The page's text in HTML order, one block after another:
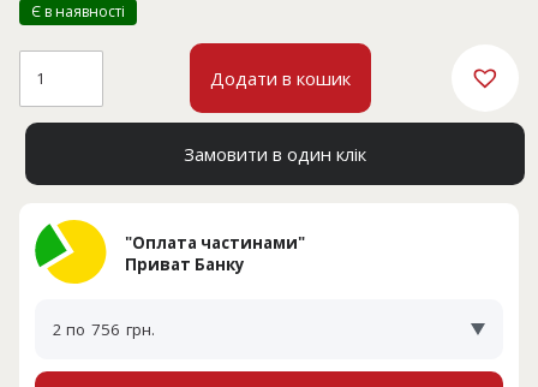
Є в наявності
51541A
кількість
Додати в кошик
Замовити в один клік
"Оплата частинами"
Приват Банку
2 по 756 грн.